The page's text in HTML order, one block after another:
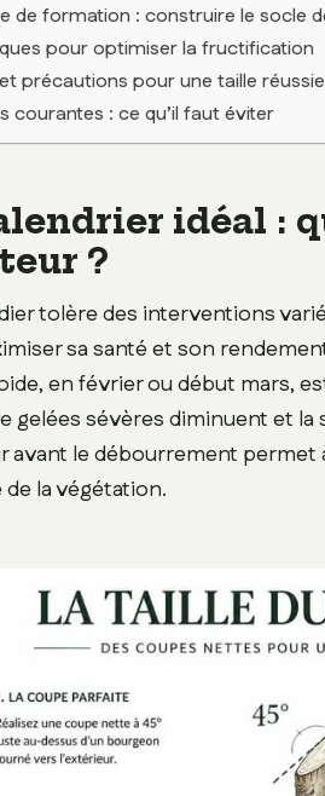
de formation : construire le socle
pour optimiser la fructification
précautions pour une taille réussie
courantes : ce qu’il faut éviter
idéal :
?
tolère des interventions
sa santé et son
en février ou début mars,
gelées sévères diminuent et
avant le débourrement permet
de la végétation.